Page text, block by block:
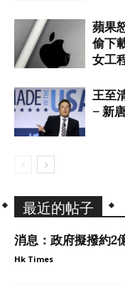
蘋果
偷下
女工
王至
– 新
最近的帖子
消息：政府擬撥約2
Hk Times